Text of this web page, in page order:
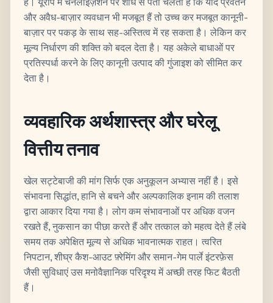
और अवैध-बाज़ार व्यवधान भी मजबूत हैं तो उच्च कर मजबूत कानूनी-
बाज़ार पर पकड़ के साथ सह-अस्तित्व में रह सकता है। लेकिन कर
मूल्य निर्धारण की शक्ति को बदल देता है। यह अकेले बाधाओं पर
प्रतिस्पर्धा करने के लिए कानूनी उत्पाद की गुंजाइश को सीमित कर
देता है।
व्यवहारिक अर्थशास्त्र और घरेलू
वित्तीय तनाव
खेल सट्टेबाजी की मांग सिर्फ एक अनुकूलन अभ्यास नहीं है। इसे
संभावना सिद्धांत, हानि से बचने और अल्पकालिक इनाम की तलाश
द्वारा आकार दिया गया है। लोग कम संभावनाओं पर अधिक वजन
रखते हैं, नुकसान का पीछा करते हैं और तत्काल को महत्व देते हैं लंबे
समय तक अपेक्षित मूल्य से अधिक भावनात्मक राहत। त्वरित
निपटान, शीघ्र कैश-आउट फ़्रेमिंग और समान-गेम पार्ले इंटरफ़ेस
जैसी सुविधाएं उस मनोवैज्ञानिक परिदृश्य में अच्छी तरह फिट बैठती
हैं।